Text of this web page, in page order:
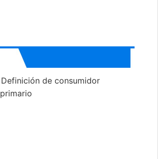
Definición de consumidor
primario